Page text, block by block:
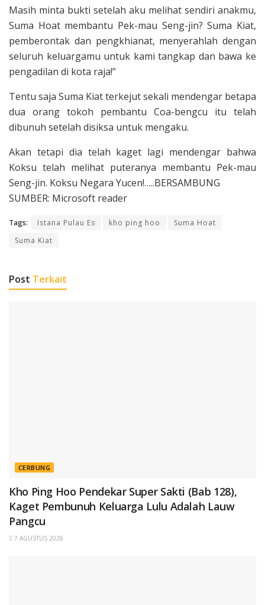
Masih minta bukti setelah aku melihat sendiri anakmu,
Suma Hoat membantu Pek-mau Seng-jin? Suma Kiat,
pemberontak dan pengkhianat, menyerahlah dengan
seluruh keluargamu untuk kami tangkap dan bawa ke
pengadilan di kota raja!”
Tentu saja Suma Kiat terkejut sekali mendengar betapa
dua orang tokoh pembantu Coa-bengcu itu telah
dibunuh setelah disiksa untuk mengaku.
Akan tetapi dia telah kaget lagi mendengar bahwa
Koksu telah melihat puteranya membantu Pek-mau
Seng-jin. Koksu Negara Yucen!…..BERSAMBUNG
SUMBER: Microsoft reader
Tags: Istana Pulau Es kho ping hoo
Suma Hoat
Suma Kiat
Post Terkait
CERBUNG
Kho Ping Hoo Pendekar Super Sakti (Bab 128),
Kaget Pembunuh Keluarga Lulu Adalah Lauw
Pangcu
7 AGUSTUS 2026